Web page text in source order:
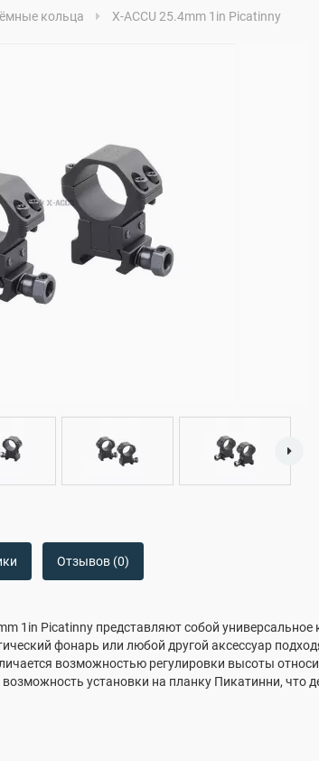
кольца X-ACCU 25.4mm 1in Picatinny
Отзывов (0)
1in Picatinny представляют собой
фонарь или любой другой аксессуар
возможностью регулировки высоты
установки на планку Пикатинни, что